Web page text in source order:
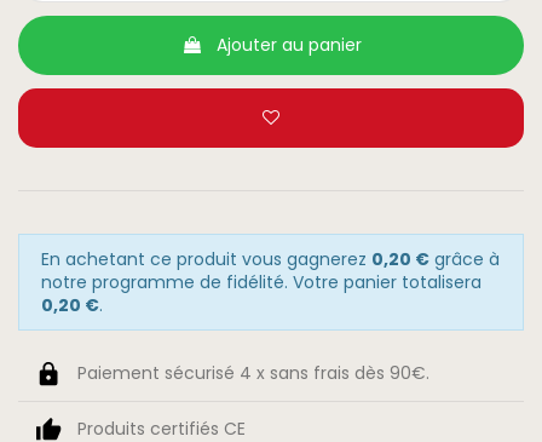
Ajouter au panier
En achetant ce produit vous gagnerez 0,20 €grâce à
notre programme de fidélité. Votre panier totalisera
0,20 €.
Paiement sécurisé 4 x sans frais dès 90€.
Produits certifiés CE